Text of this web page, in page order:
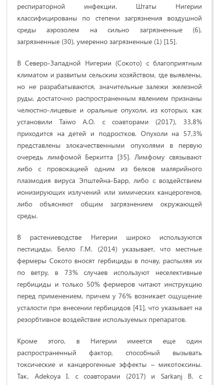
респираторной инфекции. Штаты Нигерии
классифицированы по степени загрязнения воздушной
среды аэрозолем на сильно загрязненные (6),
загрязненные (30), умеренно загрязненные (1) [15].
В Северо-Западной Нигерии (Сокото) с благоприятным
климатом и развитым сельским хозяйством, где выявлены,
но не разрабатываются, значительные залежи железной
руды, достаточно распространенным явлением признаны
челюстно-лицевые и оральные опухоли, из которых, как
установили Taiwo A.O. с соавторами (2017), 33,8%
приходится на детей и подростков. Опухоли на 57,3%
представлены злокачественными опухолями в первую
очередь лимфомой Беркитта [35]. Лимфому связывают
либо с провокацией одним из белков малярийного
плазмодия вируса Эпштейна-Барр, либо с воздействием
ионизирующих излучений или химических канцерогенов,
либо объясняют общим загрязнением окружающей
среды.
В растениеводстве Нигерии широко используются
пестициды. Белло Г.М. (2014) указывает, что местные
фермеры Сокото вносят гербициды в почву, распыляя их
по ветру, в 73% случаев используют неселективные
гербициды и только 50% фермеров читают инструкцию
перед применением, причем у 76% возникает ощущение
усталости при внесении гербицидов [41], что указывает на
резорбтивное воздействие используемых препаратов.
Кроме этого, в Нигерии имеется еще один
распространенный фактор, способный вызывать
токсические и канцерогенные эффекты – микотоксины.
Так, Adekoya I. c соавторами (2017) и Sarkanj B. с